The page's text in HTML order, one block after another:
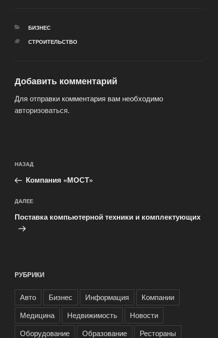
РУБРИКИ
БИЗНЕС
МЕТКИ
СТРОИТЕЛЬСТВО
Добавить комментарий
Для отправки комментария вам необходимо
авторизоваться.
по
записям
Предыдущая
запись:
НАЗАД
Компания «МОСТ»
Следующая
запись
ДАЛЕЕ
Поставка компьютерной техники и комплектующих
РУБРИКИ
Авто Бизнес Информация
Компании
Медицина
Недвижимость
Новости
Оборудование
Образование Рестораны